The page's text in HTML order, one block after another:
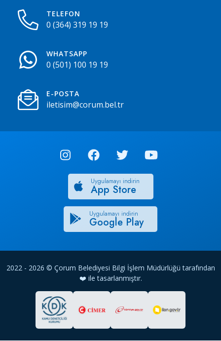
TELEFON
0 (364) 319 19 19
WHATSAPP
0 (501) 100 19 19
E-POSTA
iletisim@corum.bel.tr
Uygulamayı indirin
App Store
Uygulamayı indirin
Google Play
2022 - 2026 © Çorum Belediyesi Bilgi İşlem Müdürlüğü tarafından
❤️ ile tasarlanmıştır.